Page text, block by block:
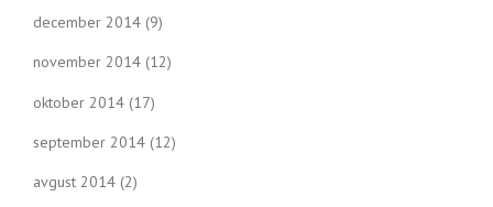
december 2014 (9)
november 2014 (12)
oktober 2014 (17)
september 2014 (12)
avgust 2014 (2)